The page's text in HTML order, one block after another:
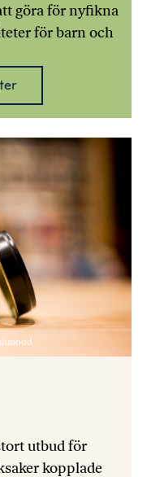
göra för nyfikna
för barn och
utbud för
kopplade